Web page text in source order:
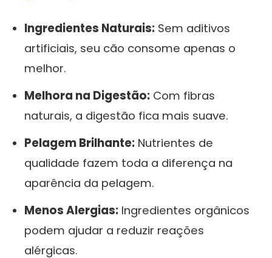
Ingredientes Naturais: Sem aditivos
artificiais, seu cão consome apenas o
melhor.
Melhora na Digestão: Com fibras
naturais, a digestão fica mais suave.
Pelagem Brilhante: Nutrientes de
qualidade fazem toda a diferença na
aparência da pelagem.
Menos Alergias: Ingredientes orgânicos
podem ajudar a reduzir reações
alérgicas.